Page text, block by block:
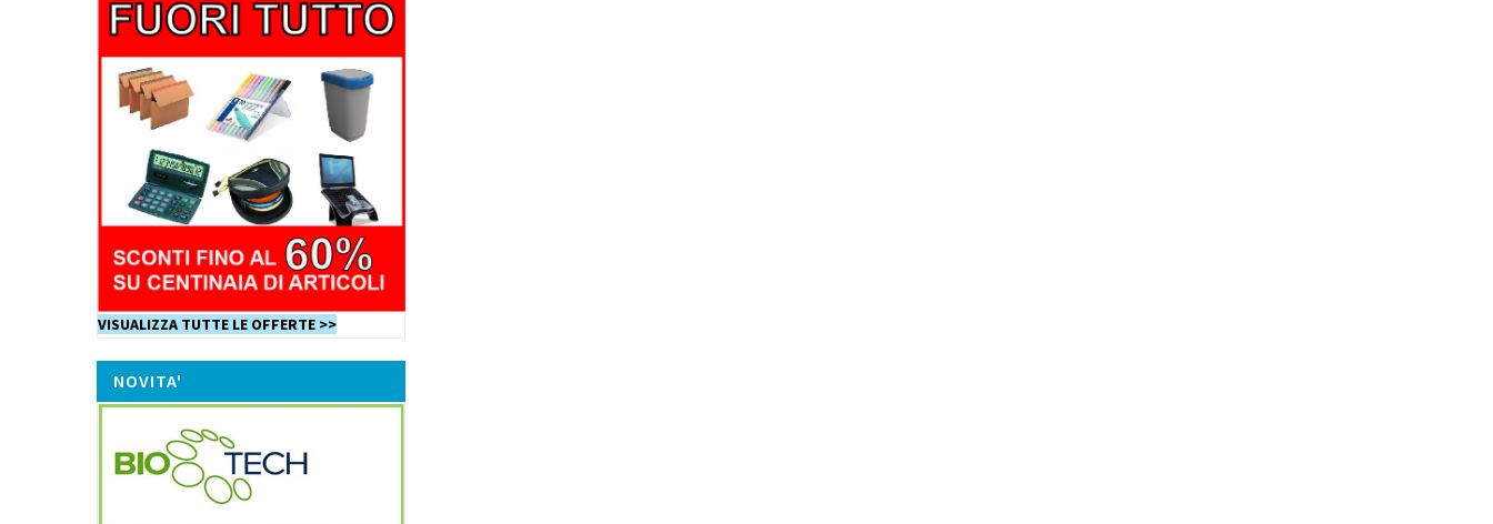
VISUALIZZA TUTTE LE OFFERTE >>
NOVITA'